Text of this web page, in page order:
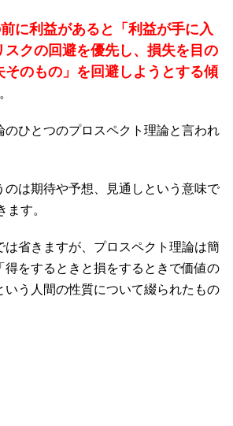
に利益があると「利益が手に入
スクの回避を優先し、損失を目の
そのもの」を回避しようとする傾
のひとつのプロスペクト理論と言われ
のは期待や予想、見通しという意味で
ます。
は省きますが、プロスペクト理論は簡
得をするときと損をするときで価値の
いう人間の性質について綴られたもの